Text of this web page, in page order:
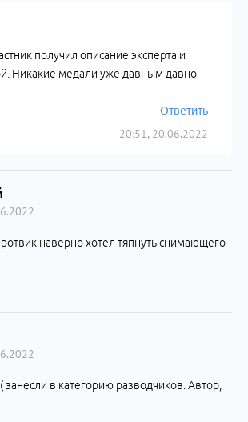
20:51, 20.06.2022
получил описание эксперта и
Никакие медали уже давным давно
Ответить
наверно хотел тяпнуть снимающего
занесли в категорию разводчиков. Автор,